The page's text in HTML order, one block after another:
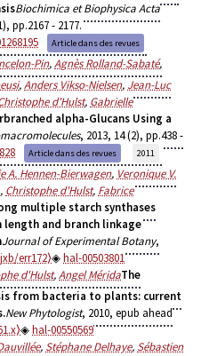
Biochimica et Biophysica Acta
pp.2167 - 2177.
Article dans des revues
Pin,Agnès Rolland-Sabaté,
,Anders Vikso-Nielsen, Jean-Luc
d'Hulst, Gabrielle
alpha-Glucans Using a
, 2013, 14 (2), pp.438 -
Article dans des revues 2011
A. Hennen-Bierwagen, Veronique V.
, Christophe d'Hulst, Fabrice
multiple starch synthases
and branch linkage
Journal of Experimental Botany,
err172⟩ hal-00503801
d'Hulst,Angel MéridaThe
from bacteria to plants: current
New Phytologist, 2010, epub ahead
hal-00550569
, Stéphane Delhaye, Sébastien